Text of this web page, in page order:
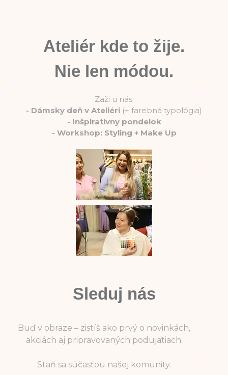
Ateliér kde to žije.
Nie len módou.
Zaži u nás:
- Dámsky deň v Ateliéri (+ farebná typológia)
- Inšpiratívny pondelok
- Workshop: Styling + Make Up
Sleduj nás
Buď v obraze – zistíš ako prvý o novinkách,
akciách aj pripravovaných podujatiach.
Staň sa súčasťou našej komunity.